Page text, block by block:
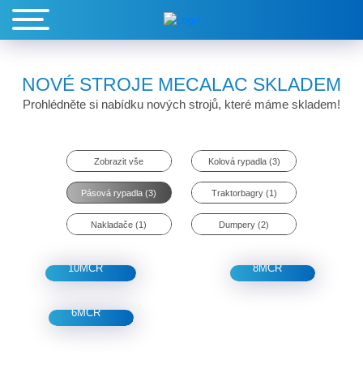
NOVÉ STROJE MECALAC SKLADEM
Prohlédněte si nabídku nových strojů, které máme skladem!
Zobrazit vše Kolová rypadla (3)
Pásová rypadla (3) Traktorbagry (1)
Nakladače (1) Dumpery (2)
10MCR
8MCR
6MCR